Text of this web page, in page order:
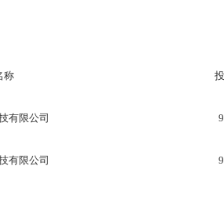
称
有限公司
有限公司